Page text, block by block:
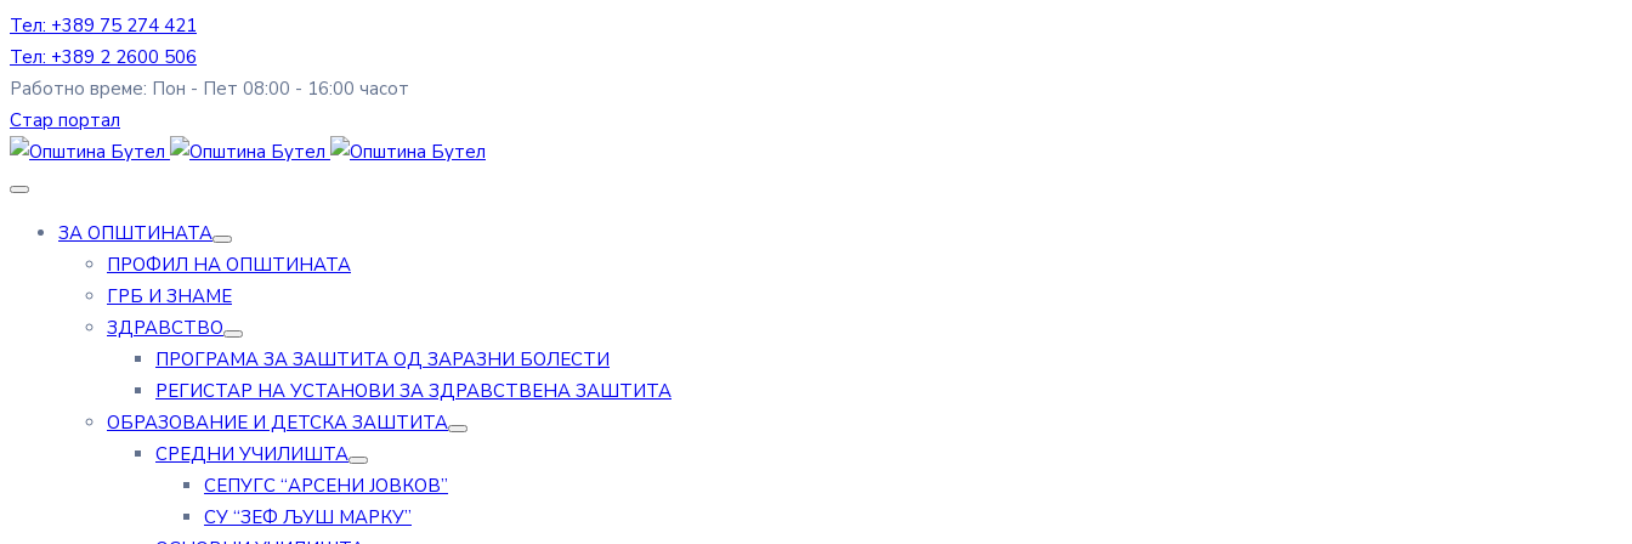
Тел: +389 75 274 421
Тел: +389 2 2600 506
Работно време: Пон - Пет 08:00 - 16:00 часот
Стар портал
ЗА ОПШТИНАТА
ПРОФИЛ НА ОПШТИНАТА
ГРБ И ЗНАМЕ
ЗДРАВСТВО
ПРОГРАМА ЗА ЗАШТИТА ОД ЗАРАЗНИ БОЛЕСТИ
РЕГИСТАР НА УСТАНОВИ ЗА ЗДРАВСТВЕНА ЗАШТИТА
ОБРАЗОВАНИЕ И ДЕТСКА ЗАШТИТА
СРЕДНИ УЧИЛИШТА
СЕПУГС “АРСЕНИ ЈОВКОВ”
СУ “ЗЕФ ЉУШ МАРКУ”